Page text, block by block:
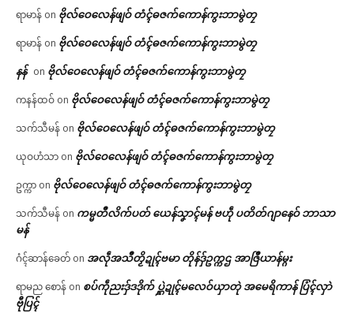
ရာမာန် on ဗိုလ်ဝေလေန်ဖျဝ် တံၚ်ဓဇက်ကောန်ကွးဘာမွဲတၠ
ရာမာန် on ဗိုလ်ဝေလေန်ဖျဝ် တံၚ်ဓဇက်ကောန်ကွးဘာမွဲတၠ
နန် on ဗိုလ်ဝေလေန်ဖျဝ် တံၚ်ဓဇက်ကောန်ကွးဘာမွဲတၠ
ကနန်ထဝ် on ဗိုလ်ဝေလေန်ဖျဝ် တံၚ်ဓဇက်ကောန်ကွးဘာမွဲတၠ
သက်သီမန် on ဗိုလ်ဝေလေန်ဖျဝ် တံၚ်ဓဇက်ကောန်ကွးဘာမွဲတၠ
ယုဝဟံသာ on ဗိုလ်ဝေလေန်ဖျဝ် တံၚ်ဓဇက်ကောန်ကွးဘာမွဲတၠ
ဥက္ကာ on ဗိုလ်ဝေလေန်ဖျဝ် တံၚ်ဓဇက်ကောန်ကွးဘာမွဲတၠ
သက်သီမန် on ကမ္မတဳလိက်ပတ် ယေန်သၞာၚ်မန် ဗဟဵု ပတိတ်ဂျာနေဝ် ဘာသာ
မန်
ဂံၚ်ဆာန်ခေတ် on အလဵုအသဳတၟိဍုၚ်ဗမာ တိုန်ဒှ်ဥက္ကဌ အာဇြဳယာန်မ္ဂး
ရာမည စောန် on စပ်ကဵုညးဒှ်ဒဒိုက် ပ္ဋဲဍုၚ်မလေဝ်ယှာတုဲ အမေရိကာန် ပြံၚ်လှာဲ
ဗီုပြၚ်